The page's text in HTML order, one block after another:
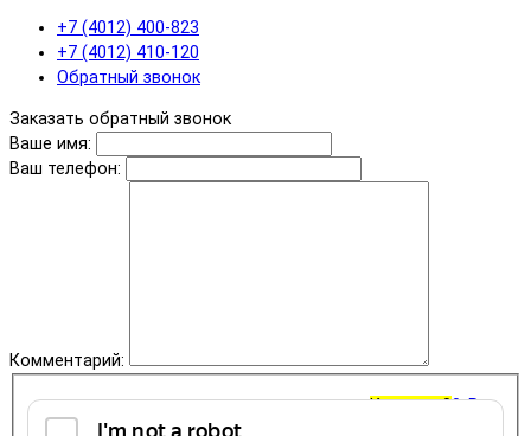
Корзина 00 ₽
+7 (4012) 400-823
+7 (4012) 410-120
Обратный звонок
Заказать обратный звонок
Ваше имя:
Ваш телефон:
Комментарий: